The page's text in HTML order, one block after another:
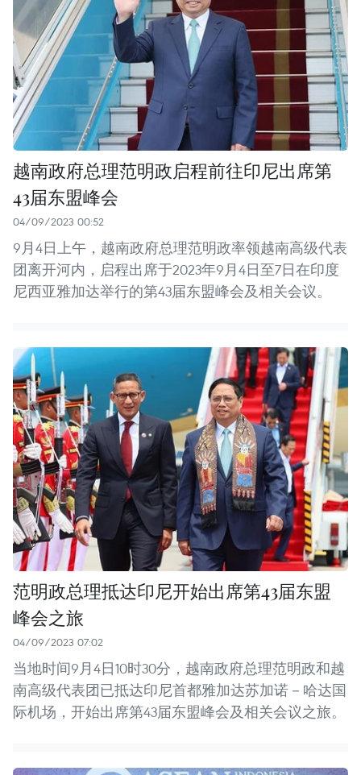
越南政府总理范明政启程前往印尼出席第
43届东盟峰会
04/09/2023 00:52
9月4日上午，越南政府总理范明政率领越南高级代表
团离开河内，启程出席于2023年9月4日至7日在印度
尼西亚雅加达举行的第43届东盟峰会及相关会议。
范明政总理抵达印尼开始出席第43届东盟
峰会之旅
04/09/2023 07:02
当地时间9月4日10时30分，越南政府总理范明政和越
南高级代表团已抵达印尼首都雅加达苏加诺－哈达国
际机场，开始出席第43届东盟峰会及相关会议之旅。